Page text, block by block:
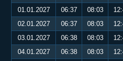
01.01.2027
06:37 08:03
02.01.2027
06:37 08:03
03.01.2027
06:38 08:03
04.01.2027
06:38 08:03